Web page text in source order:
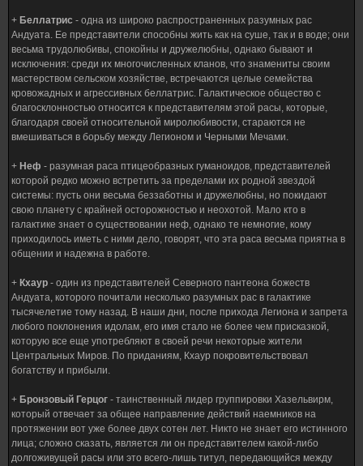
+ Беллатрис - одна из широко распространенных разумных рас
Андуата. Ее представители способны жить как на суше, так и в воде; они
весьма трудолюбивы, спокойны и дружелюбны, однако бывают и
исключения: среди их многочисленных кланов, что знамениты своим
мастерством сельском хозяйстве, встречаются целые семейства
кровожадных и агрессивных беллатрис. Галактическое общество с
благосклонностью относится к представителям этой расы, которые,
благодаря своей относительной миролюбивости, стараются не
вмешиваться в борьбу между Легионом и Черными Мечами.
+ Неф - разумная раса птицеобразных гуманоидов, представителей
которой редко можно встретить за пределами их родной звездой
системы: пусть они весьма беззаботны и дружелюбны, но покидают
свою планету с крайней осторожностью и неохотой. Мало кто в
галактике знает о существовании неф, однако те немногие, кому
приходилось иметь с ними дело, говорят, что эта раса весьма приятна в
общении и надежна в работе.
+ Кхаур - один из представителей Северного пантеона божеств
Андуата, которого почитали несколько разумных рас в галактике
тысячелетие тому назад. В наши дни, после прихода Легиона и запрета
любого поклонения идолам, его имя стало не более чем присказкой,
которую все еще употребляют в своей речи некоторые жители
Центральных Миров. По приданиям, Кхаур покровительствовал
богатству и прибыли.
+ Бронзовый Герцог - таинственный лидер группировки Хазельвирм,
который отвечает за общее направление действий наемников на
протяжении вот уже более двух сотен лет. Никто не знает его истинного
лица; сложно сказать, является ли он представителем какой-либо
долгоживущей расы или это всего-лишь титул, передающийся между